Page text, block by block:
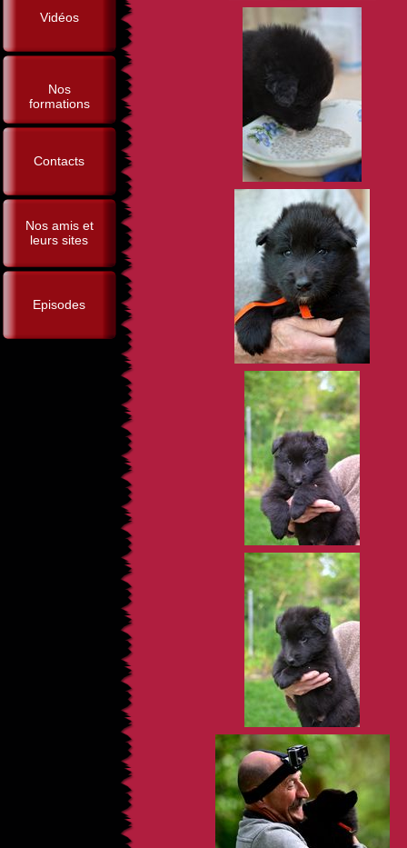
Vidéos
Nos
formations
Contacts
Nos amis et
leurs sites
Episodes